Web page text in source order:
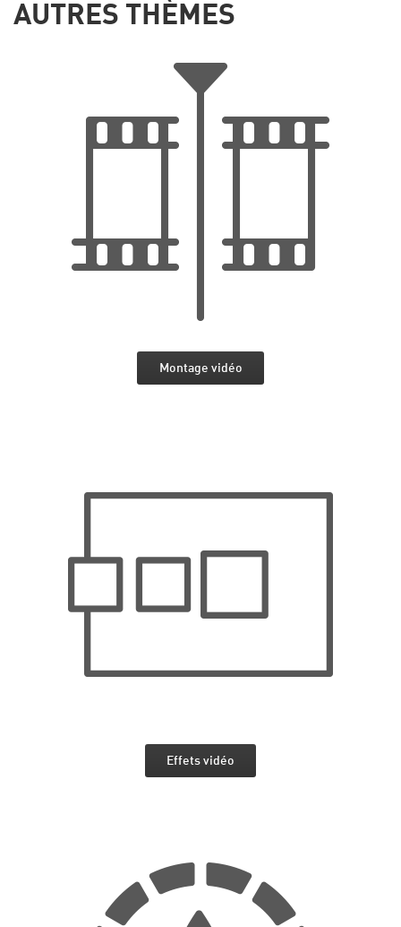
AUTRES THÈMES
Montage vidéo
Effets vidéo